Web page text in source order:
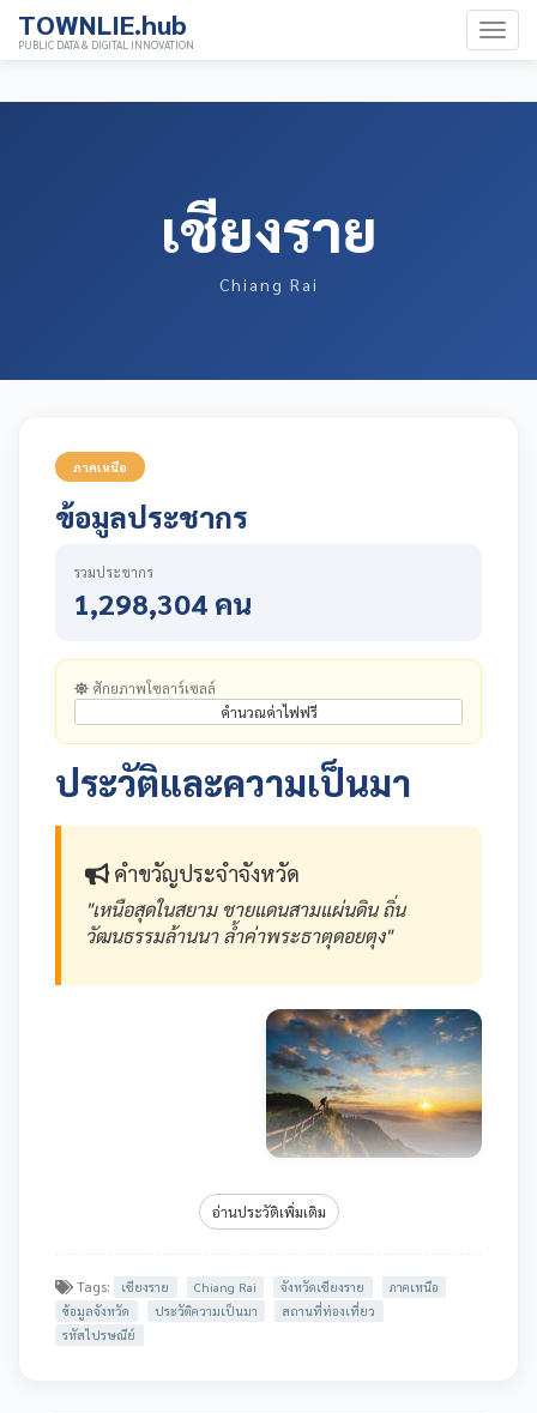
TOWNLIE.hub
PUBLIC DATA & DIGITAL INNOVATION
เชียงราย
Chiang Rai
ภาคเหนือ
ข้อมูลประชากร
รวมประชากร
1,298,304 คน
ศักยภาพโซลาร์เซลล์
คำนวณค่าไฟฟรี
ประวัติและความเป็นมา
คำขวัญประจำจังหวัด
"เหนือสุดในสยาม ชายแดนสามแผ่นดิน ถิ่น
วัฒนธรรมล้านนา ล้ำค่าพระธาตุดอยตุง"
อ่านประวัติเพิ่มเติม
Tags: เชียงราย Chiang Rai จังหวัดเชียงราย
ภาคเหนือ
ข้อมูลจังหวัด
ประวัติความเป็นมา
สถานที่ท่องเที่ยว
รหัสไปรษณีย์